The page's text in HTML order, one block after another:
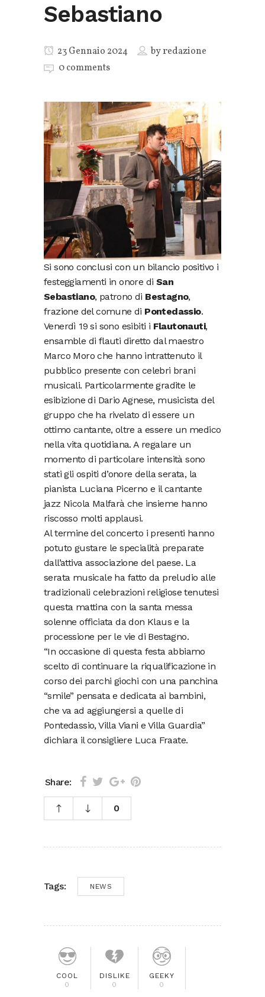
Sebastiano
23 Gennaio 2024 byredazione
0 comments
Si sono conclusi con un bilancio positivo i
festeggiamenti in onore di San
Sebastiano, patrono di Bestagno,
frazione del comune di Pontedassio.
Venerdì 19 si sono esibiti i Flautonauti,
ensamble di flauti diretto dal maestro
Marco Moro che hanno intrattenuto il
pubblico presente con celebri brani
musicali. Particolarmente gradite le
esibizione di Dario Agnese, musicista del
gruppo che ha rivelato di essere un
ottimo cantante, oltre a essere un medico
nella vita quotidiana. A regalare un
momento di particolare intensità sono
stati gli ospiti d’onore della serata, la
pianista Luciana Picerno e il cantante
jazz Nicola Malfarà che insieme hanno
riscosso molti applausi.
Al termine del concerto i presenti hanno
potuto gustare le specialità preparate
dall’attiva associazione del paese. La
serata musicale ha fatto da preludio alle
tradizionali celebrazioni religiose tenutesi
questa mattina con la santa messa
solenne officiata da don Klaus e la
processione per le vie di Bestagno.
“In occasione di questa festa abbiamo
scelto di continuare la riqualificazione in
corso dei parchi giochi con una panchina
“smile” pensata e dedicata ai bambini,
che va ad aggiungersi a quelle di
Pontedassio, Villa Viani e Villa Guardia”
dichiara il consigliere Luca Fraate.
Share:
0
Tags: NEWS
COOL
0
DISLIKE
0
GEEKY
0